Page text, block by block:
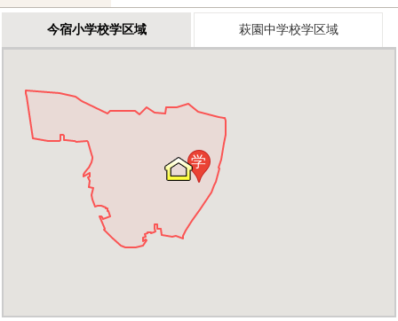
今宿小学校学区域 萩園中学校学区域
学